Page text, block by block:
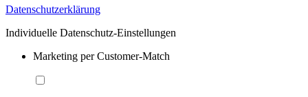
Datenschutzerklärung
Individuelle Datenschutz-Einstellungen
Marketing per Customer-Match